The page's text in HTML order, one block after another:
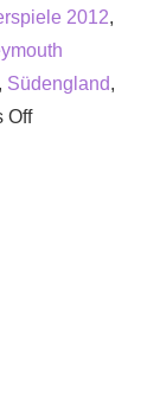
2012,
, Südengland,
Offon